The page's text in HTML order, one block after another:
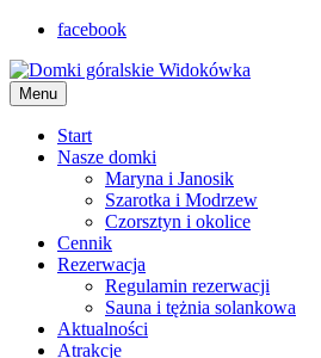
facebook
Menu
Start
Nasze domki
Maryna i Janosik
Szarotka i Modrzew
Czorsztyn i okolice
Cennik
Rezerwacja
Regulamin rezerwacji
Sauna i tężnia solankowa
Aktualności
Atrakcje